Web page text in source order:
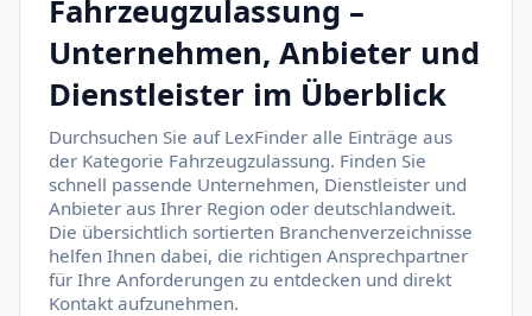
Fahrzeugzulassung –
Unternehmen, Anbieter und
Dienstleister im Überblick
Durchsuchen Sie auf LexFinder alle Einträge aus
der Kategorie Fahrzeugzulassung. Finden Sie
schnell passende Unternehmen, Dienstleister und
Anbieter aus Ihrer Region oder deutschlandweit.
Die übersichtlich sortierten Branchenverzeichnisse
helfen Ihnen dabei, die richtigen Ansprechpartner
für Ihre Anforderungen zu entdecken und direkt
Kontakt aufzunehmen.